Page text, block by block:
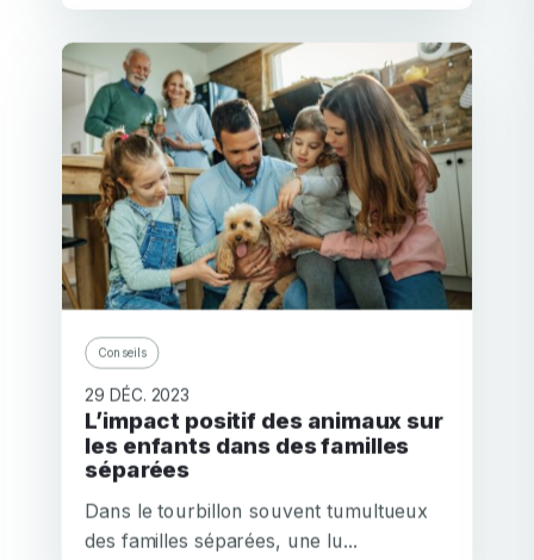
Conseils
29 DÉC. 2023
L’impact positif des animaux sur
les enfants dans des familles
séparées
Dans le tourbillon souvent tumultueux
des familles séparées, une lu...